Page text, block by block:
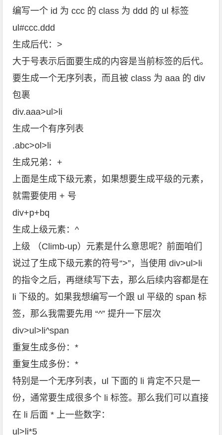
编写一个 id 为 ccc 的 class 为 ddd 的 ul 标签
ul#ccc.ddd
生成后代：>
大于号表示后面要生成的内容是当前标签的后代。
要生成一个无序列表，而且被 class 为 aaa 的 div
包裹
div.aaa>ul>li
生成一个有序列表
.abc>ol>li
生成兄弟：+
上面是生成下级元素，如果想要生成平级的元素，
就需要使用 + 号
div+p+bq
生成上级元素：^
上级 （Climb-up）元素是什么意思呢？前面咱们
说过了生成下级元素的符号“>”，当使用 div>ul>li
的指令之后，再继续写下去，那么后续内容都是在
li 下级的。如果我想编写一个跟 ul 平级的 span 标
签，那么我需要先用 “^” 提升一下层次
div>ul>li^span
重复生成多份：*
重复生成多份：*
特别是一个无序列表，ul 下面的 li 肯定不只是一
份，通常要生成很多个 li 标签。那么我们可以直接
在 li 后面 * 上一些数字：
ul>li*5